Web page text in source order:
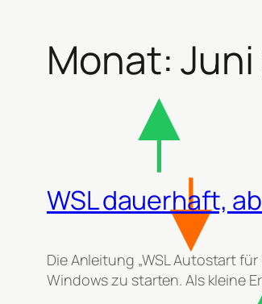
Monat:
WSL dauerhaft,
Die Anleitung „WSL Autostart
Windows zu starten. Als kleine